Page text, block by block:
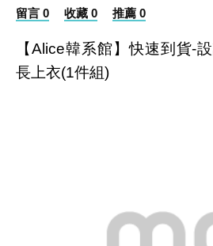
留言 0 收藏 0 推薦 0
【Alice韓系館】快速到貨-
長上衣(1件組)